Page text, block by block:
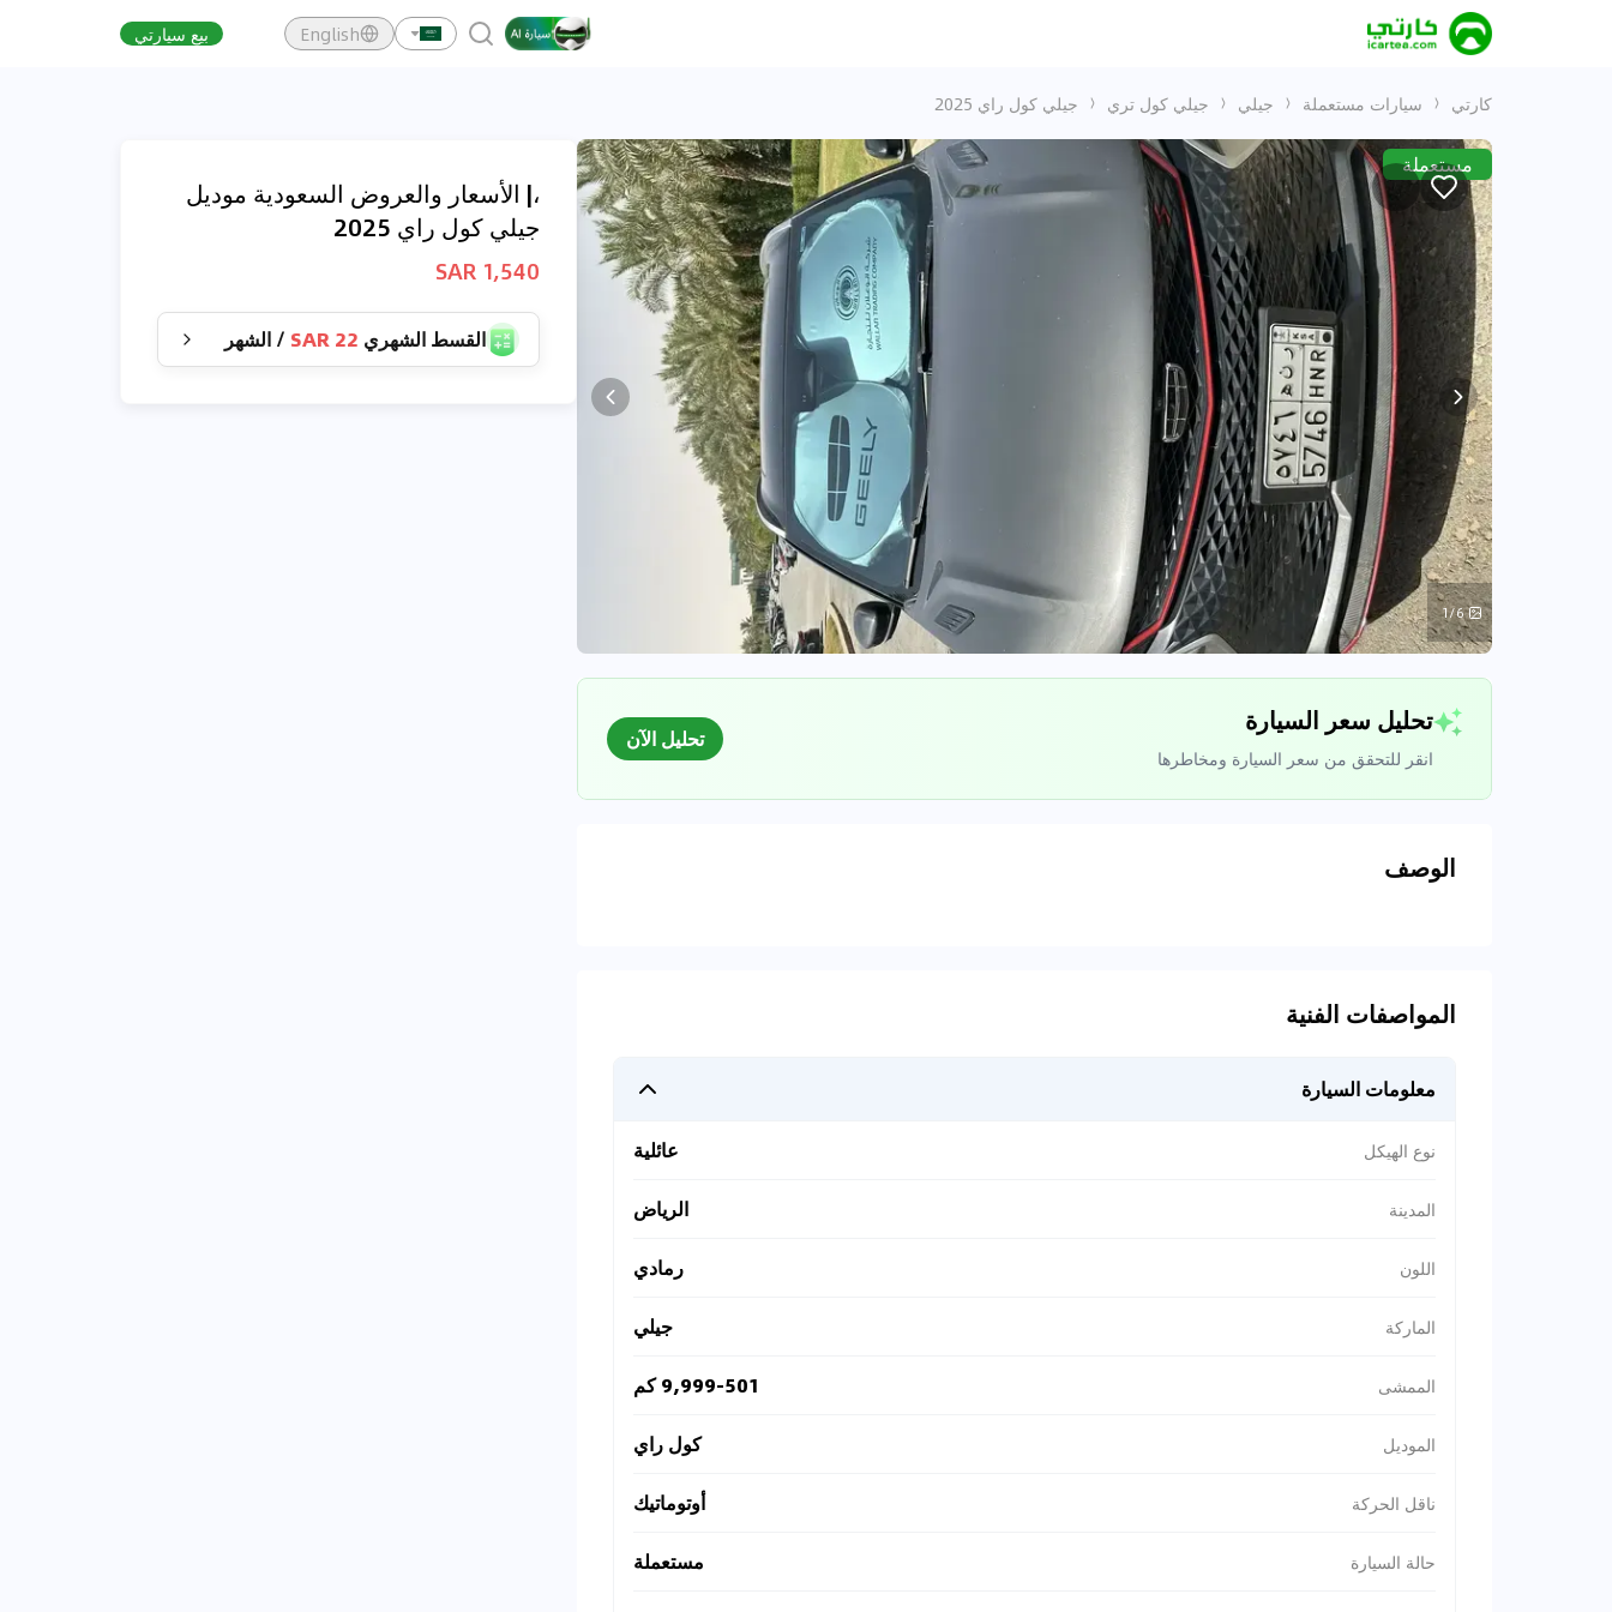
English بيع سيارتي
كارتي سيارات مستعملة جيلي جيلي كول تري جيلي كول راي 2025
مستعملة
1/6
تحليل سعر السيارة
انقر للتحقق من سعر السيارة ومخاطرها
تحليل الآن
الوصف
المواصفات الفنية
معلومات السيارة
نوع الهيكل عائلية
المدينة الرياض
اللون رمادي
الماركة جيلي
الممشى 9,999-501 كم
الموديل كول راي
ناقل الحركة أوتوماتيك
حالة السيارة مستعملة
،| الأسعار والعروض السعودية موديل
جيلي كول راي 2025
1,540 SAR
القسط الشهري 22 SAR
/ الشهر